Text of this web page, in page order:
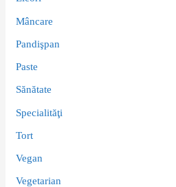
Mâncare
Pandişpan
Paste
Sănătate
Specialităţi
Tort
Vegan
Vegetarian